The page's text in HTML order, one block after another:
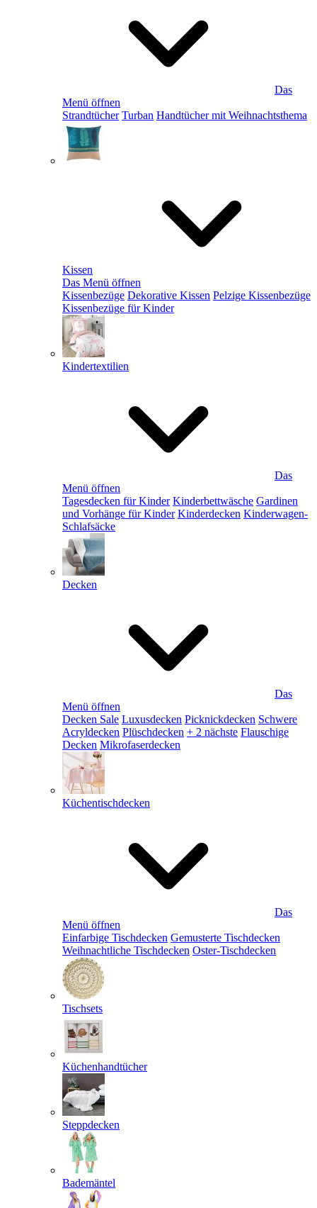
Das
Menü öffnen
Strandtücher Turban Handtücher mit Weihnachtsthema
Kissen
Das Menü öffnen
Kissenbezüge Dekorative Kissen Pelzige Kissenbezüge
Kissenbezüge für Kinder
Kindertextilien
Das
Menü öffnen
Tagesdecken für Kinder Kinderbettwäsche Gardinen
und Vorhänge für Kinder Kinderdecken Kinderwagen-
Schlafsäcke
Decken
Das
Menü öffnen
Decken Sale Luxusdecken Picknickdecken Schwere
Acryldecken Plüschdecken + 2 nächste Flauschige
Decken Mikrofaserdecken
Küchentischdecken
Das
Menü öffnen
Einfarbige Tischdecken Gemusterte Tischdecken
Weihnachtliche Tischdecken Oster-Tischdecken
Tischsets
Küchenhandtücher
Steppdecken
Bademäntel